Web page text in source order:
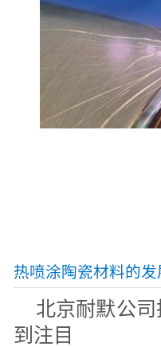
热喷涂陶瓷材料的
北京耐默公
到注目